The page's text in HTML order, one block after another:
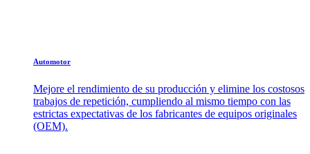
Automotor
Mejore el rendimiento de su producción y elimine los costosos
trabajos de repetición, cumpliendo al mismo tiempo con las
estrictas expectativas de los fabricantes de equipos originales
(OEM).